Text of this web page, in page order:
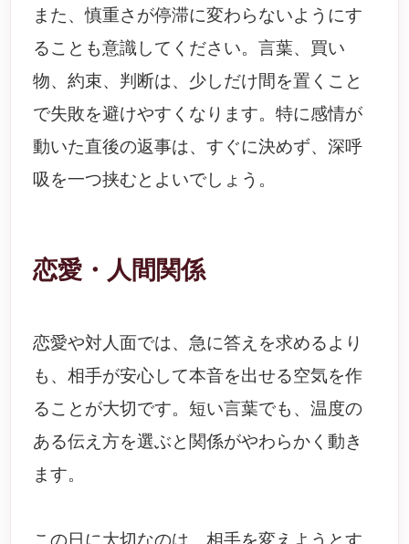
また、慎重さが停滞に変わらないようにす
ることも意識してください。言葉、買い
物、約束、判断は、少しだけ間を置くこと
で失敗を避けやすくなります。特に感情が
動いた直後の返事は、すぐに決めず、深呼
吸を一つ挟むとよいでしょう。
恋愛・人間関係
恋愛や対人面では、急に答えを求めるより
も、相手が安心して本音を出せる空気を作
ることが大切です。短い言葉でも、温度の
ある伝え方を選ぶと関係がやわらかく動き
ます。
この日に大切なのは、相手を変えようとす